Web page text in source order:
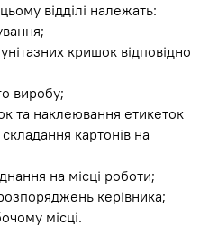
відділі належать:
кришок відповідно
виробу;
та наклеювання етикеток
картонів на
на місці роботи;
керівника;
місці.